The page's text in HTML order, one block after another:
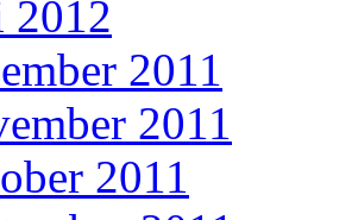
2012
2011
2011
2011